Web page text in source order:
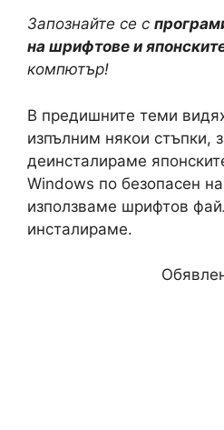
a
t
s
A
p
p
l
g
r
a
m
n
e
r
e
t
c
b
o
o
Запознайте се с
на шрифтове и
компютър!
В предишните теми
изпълним някои стъпки,
деинсталираме
Windows по безопасен
използваме шрифтов
инсталираме.